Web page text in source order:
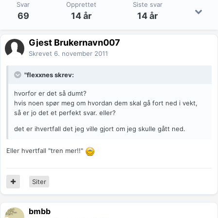
Svar
69
Opprettet
14 år
Siste svar
14 år
Gjest Brukernavn007
Skrevet 6. november 2011
"flexxnes skrev:
hvorfor er det så dumt?
hvis noen spør meg om hvordan dem skal gå fort ned i vekt,
så er jo det et perfekt svar. eller?
det er ihvertfall det jeg ville gjort om jeg skulle gått ned.
Eller hvertfall "tren mer!!"
Siter
bmbb